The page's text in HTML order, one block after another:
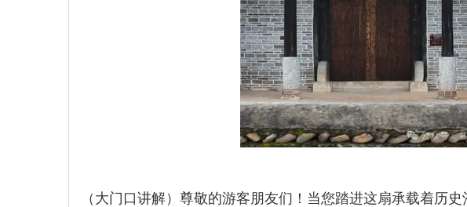
（大门口讲解）尊敬的游客朋友们！当您踏进这扇承载着历